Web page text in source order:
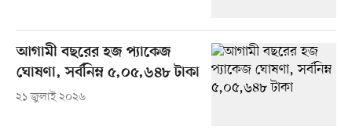
আগামী বছরের হজ প্যাকেজ
ঘোষণা, সর্বনিম্ন ৫,০৫,৬৪৮ টাকা
২১ জুলাই ২০২৬